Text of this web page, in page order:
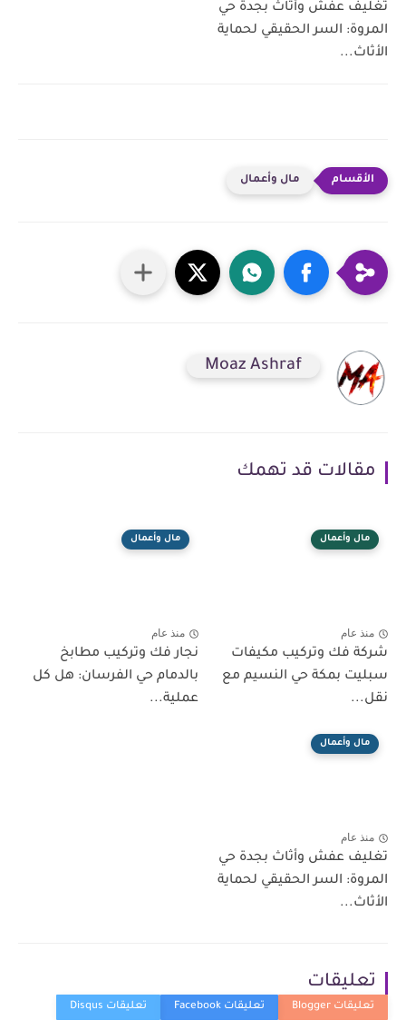
تغليف عفش وأثاث بجدة حي
المروة: السر الحقيقي لحماية
الأثاث...
مال وأعمال
Moaz Ashraf
مقالات قد تهمك
مال وأعمال
منذ عام
شركة فك وتركيب مكيفات
سبليت بمكة حي النسيم مع
نقل...
مال وأعمال
منذ عام
نجار فك وتركيب مطابخ
بالدمام حي الفرسان: هل كل
عملية...
مال وأعمال
منذ عام
تغليف عفش وأثاث بجدة حي
المروة: السر الحقيقي لحماية
الأثاث...
تعليقات